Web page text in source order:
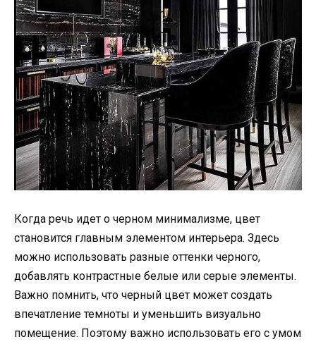
Когда речь идет о черном минимализме, цвет
становится главным элементом интерьера. Здесь
можно использовать разные оттенки черного,
добавлять контрастные белые или серые элементы.
Важно помнить, что черный цвет может создать
впечатление темноты и уменьшить визуально
помещение. Поэтому важно использовать его с умом